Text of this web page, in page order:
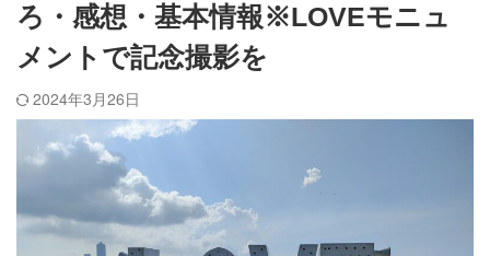
ろ・感想・基本情報※LOVEモニュ
メントで記念撮影を
2024年3月26日